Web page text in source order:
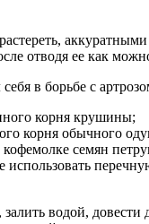
отводя ее как
в борьбе с
корня крушины;
корня обычного
семян
водой,